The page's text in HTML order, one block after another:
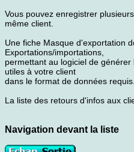
Vous pouvez enregistrer
même client.
Une fiche Masque d'exportation
Exportations/importations,
permettant au logiciel de
utiles à votre client
dans le format de données requis.
La liste des retours d'infos aux
Navigation devant la liste